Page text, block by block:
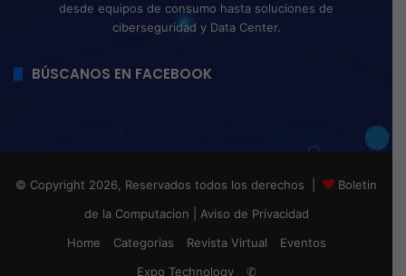
desde equipos de consumo hasta soluciones de
ciberseguridad y Data Center.
BÚSCANOS EN FACEBOOK
© Copyright 2026, Reservados todos los derechos |
Boletin
de la Computacion
Aviso de Privacidad
Home
Categorias Revista Virtual
Eventos
Expo Technology
✆